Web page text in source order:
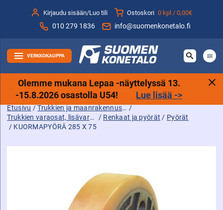
sisältöön
Kirjaudu sisään/Luo tili Ostoskori 0 kpl /0,00€
010 279 1836 info@suomenkonetalo.fi
VERKKOKAUPPA
Olemme mukana Lepaa -näyttelyssä 13.
-15.8.2026 osastolla U54! Lue lisää ->
Etusivu / Trukkien ja maanrakennuskoneiden tarvikkeet sekä varaosat ja lisävarusteet /
Trukkien varaosat, lisävarusteet ja tarvikkeet / Renkaat ja pyörät / Pyörät
/ KUORMAPYÖRÄ 285 X 75